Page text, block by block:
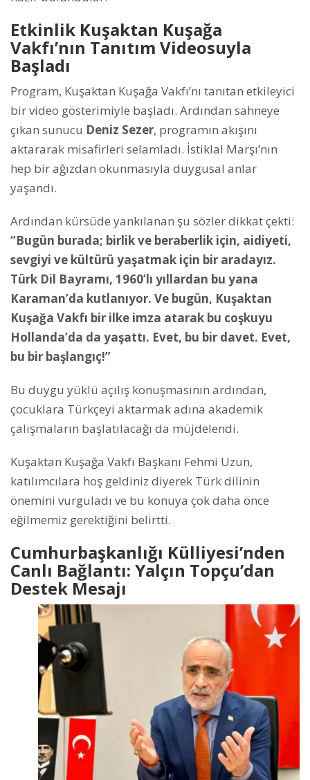
Etkinlik Kuşaktan Kuşağa
Vakfı’nın Tanıtım Videosuyla
Başladı
Program, Kuşaktan Kuşağa Vakfı’nı tanıtan etkileyici
bir video gösterimiyle başladı. Ardından sahneye
çıkan sunucu Deniz Sezer, programın akışını
aktararak misafirleri selamladı. İstiklal Marşı’nın
hep bir ağızdan okunmasıyla duygusal anlar
yaşandı.
Ardından kürsüde yankılanan şu sözler dikkat çekti:
“Bugün burada; birlik ve beraberlik için, aidiyeti,
sevgiyi ve kültürü yaşatmak için bir aradayız.
Türk Dil Bayramı, 1960’lı yıllardan bu yana
Karaman’da kutlanıyor. Ve bugün, Kuşaktan
Kuşağa Vakfı bir ilke imza atarak bu coşkuyu
Hollanda’da da yaşattı. Evet, bu bir davet. Evet,
bu bir başlangıç!”
Bu duygu yüklü açılış konuşmasının ardından,
çocuklara Türkçeyi aktarmak adına akademik
çalışmaların başlatılacağı da müjdelendi.
Kuşaktan Kuşağa Vakfı Başkanı Fehmi Uzun,
katılımcılara hoş geldiniz diyerek Türk dilinin
önemini vurguladı ve bu konuya çok daha önce
eğilmemiz gerektiğini belirtti.
Cumhurbaşkanlığı Külliyesi’nden
Canlı Bağlantı: Yalçın Topçu’dan
Destek Mesajı